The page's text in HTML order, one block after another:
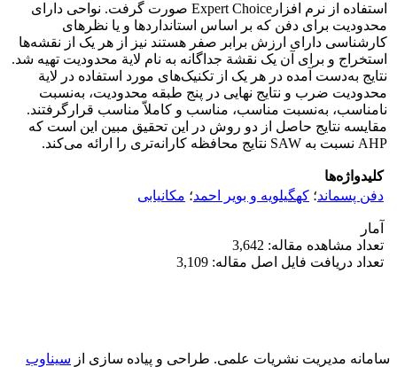
استفاده از نرم افزارExpert Choice صورت گرفت. نواحی دارای
محدودیت برای دفن که بر اساس استانداردها و یا نظرهای
کارشناسی دارای ارزش برابر صفر هستند نیز از هر یک از نقشه‌ها
استخراج و برای آن یک نقشة جداگانه به نام لایة محدودیت تهیه شد.
نتایج به‌دست آمده در هر یک از تکنیک‌های مورد استفاده در لایة
محدودیت ضرب و نتایج نهایی در پنج طبقه محدودیت، به‌نسبت
نامناسب، به‌نسبت مناسب، مناسب و کاملاّ مناسب قرارگرفتند.
مقایسه نتایج حاصل از دو روش در این تحقیق مبین این است که
AHP نسبت به SAW نتایج محافظه کارانه‌تری را ارائه می‌کند.
کلیدواژه‌ها
دفن پسماند؛ کهگیلویه و بویر احمد؛ مکانیابی
آمار
تعداد مشاهده مقاله: 3,642
تعداد دریافت فایل اصل مقاله: 3,109
سامانه مدیریت نشریات علمی. طراحی و پیاده سازی از سیناوب